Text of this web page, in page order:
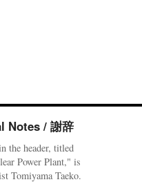
Notes / 謝辞
the header, titled
Power Plant," is
Tomiyama Taeko.